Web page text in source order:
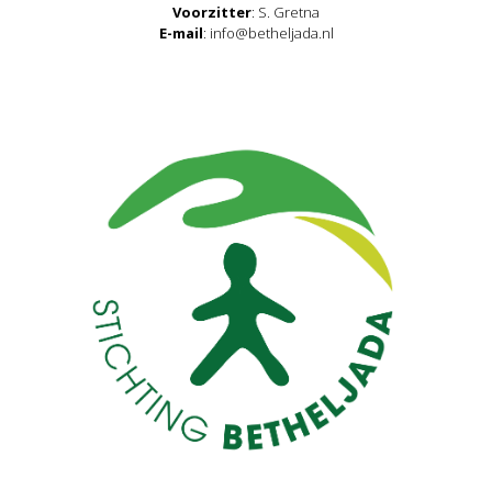
Voorzitter: S. Gretna
E-mail: info@betheljada.nl